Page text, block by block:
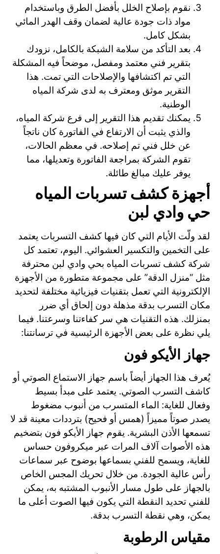
نقوم بإصلاح الخلل بأفضل الطرق وباستخدام
مواد ذات جودة عالية لضمان وقف الهدر المائي
بشكل كامل.
بعد التأكد من سلامة الشبكة بالكامل، نزودك
بتقرير فني معتمد ومفصل، موضحاً فيه المشكلة
التي تم اكتشافها والإصلاحات التي تمت. هذا
التقرير موثق ومعترف به لدى شركة المياه
الوطنية.
يمكنك تقديم هذا التقرير إلى فرع شركة المياه،
والذي يثبت أن الارتفاع في الفاتورة كان ناتجاً
عن خلل فني تم إصلاحه. في معظم الحالات،
تقوم الشركة بمراجعة الفاتورة وتعديلها، مما
يوفر عليك مبالغ طائلة.
أجهزة كشف تسربات المياه
حي وادي لبن
لقد ولّت الأيام التي كان فيها كشف التسربات يعتمد
على التخمين والتكسير العشوائي. اليوم، تعتمد كل
شركة كشف تسربات المياه بحي وادي لبن محترفة
مثل “منزل الدقة” على مجموعة متطورة من الأجهزة
الإلكترونية التي تعمل بتقنيات فيزيائية مختلفة لتحديد
مكان التسرب بدقة مذهلة دون إلحاق أي ضرر
بمنزلك. هذه التقنيات هي سر كفاءتنا وسرعتنا. فيما
يلي نظرة على بعض الأجهزة الرئيسية في ترسانتنا:
جهاز الأيكو فون
يُعرف هذا الجهاز أيضاً باسم جهاز الاستماع الصوتي أو
كاشف التسرب الصوتي. يعتمد على مبدأ بسيط
وفعال للغاية: الماء المتسرب من أنبوب مضغوط
يصدر صوتاً مميزاً (همس أو فحيح) بترددات معينة قد لا
تسمعها الأذن البشرية. يقوم جهاز الأيكو فون بتضخيم
هذه الأصوات آلاف المرات عبر ميكروفون حساس
للغاية، ويسمح للفني بسماعها بوضوح عبر سماعات
رأس عالية الجودة. من خلال تحريك المجس الخاص
بالجهاز على طول مسار الأنبوب المشتبه به، يمكن
للفني تحديد النقطة التي يكون فيها الصوت أعلى ما
يمكن، وهي نقطة التسرب بدقة.
مقياس الرطوبة